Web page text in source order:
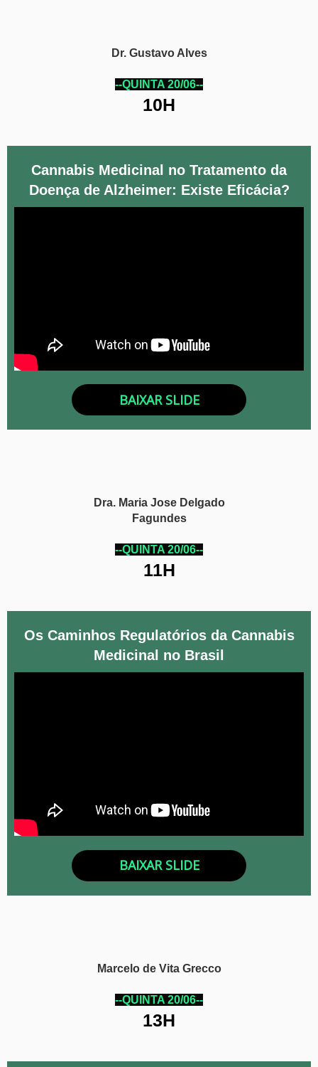
Dr. Gustavo Alves
--QUINTA 20/06--
10H
Cannabis Medicinal no Tratamento da
Doença de Alzheimer: Existe Eficácia?
BAIXAR SLIDE
Dra. Maria Jose Delgado
Fagundes
--QUINTA 20/06--
11H
Os Caminhos Regulatórios da Cannabis
Medicinal no Brasil
BAIXAR SLIDE
Marcelo de Vita Grecco
--QUINTA 20/06--
13H